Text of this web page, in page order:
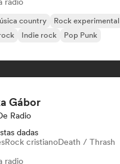
country
Rock experimental
Indie rock
Pop Punk
Gábor
Radio
dadas
Rock cristianoDeath / Thrash
radio